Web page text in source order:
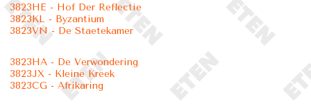
3823HE - Hof Der Reflectie
3823KL - Byzantium
3823VN - De Staetekamer
3823HA - De Verwondering
3823JX - Kleine Kreek
3823CG - Afrikaring